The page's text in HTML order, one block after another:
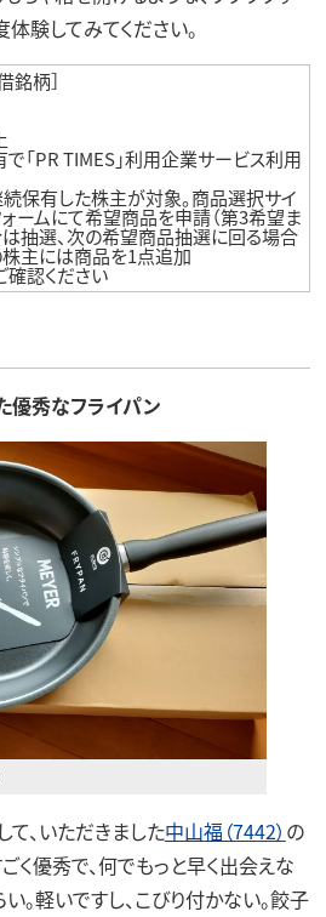
験してみてください。
銘柄］
「PR TIMES」利用企業サービス利用
保有した株主が対象。商品選択サイ
ォームにて希望商品を申請（第3希望ま
は抽選、次の希望商品抽選に回る場合
主には商品を1点追加
確認ください
優秀なフライパン
、いただきました中山福（7442） の
く優秀で、何でもっと早く出会えな
。軽いですし、こびり付かない。餃子